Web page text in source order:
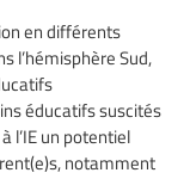
en différents
l’hémisphère Sud,
éducatifs suscités
l’IE un potentiel
notamment